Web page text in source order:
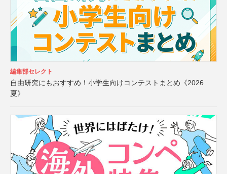
編集部セレクト
自由研究にもおすすめ！小学生向けコンテストまとめ《2026
夏》